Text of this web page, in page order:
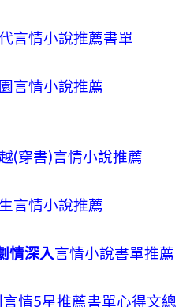
言情小說推薦書單
言情小說推薦
(穿書)言情小說推薦
言情小說推薦
情深入言情小說書單推薦
情5星推薦書單心得文總